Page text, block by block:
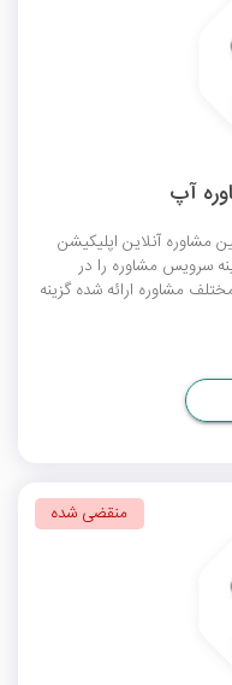
از %15 تخفیف اولین مشاوره آنلاین اپلیکیشن
سرویس مشاوره را در
مشاوره ارائه شده گزینه
منقضی شده